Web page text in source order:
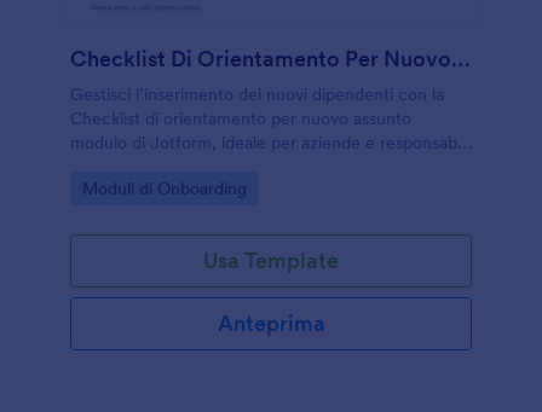
Checklist Di Orientamento Per Nuovo Assunto Modulo
Gestisci l’inserimento dei nuovi dipendenti con la
Checklist di orientamento per nuovo assunto
modulo di Jotform, ideale per aziende e responsabili
un unico flusso di raccolta dati.
Go to Category:
Moduli di Onboarding
Usa Template
Anteprima